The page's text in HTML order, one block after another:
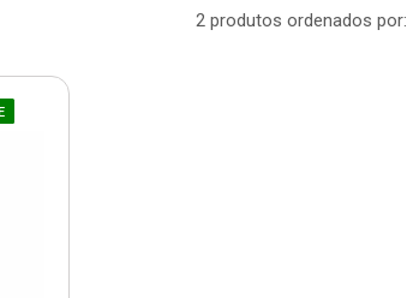
2 produtos ordenados por: